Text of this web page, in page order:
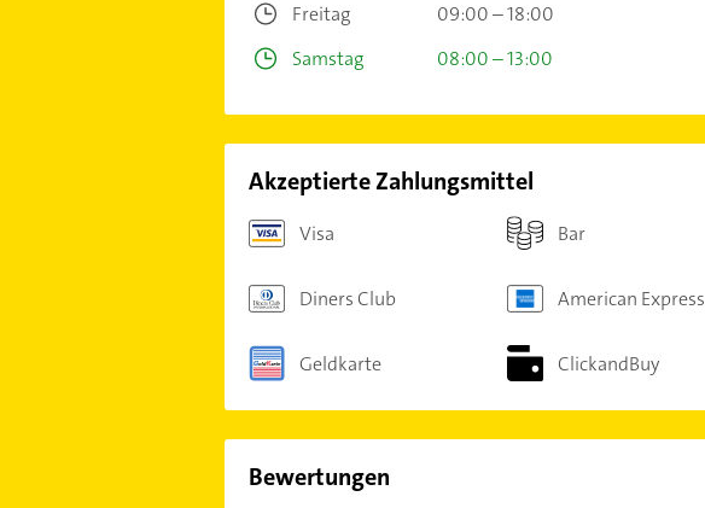
Freitag
09:00 – 18:00
Samstag
08:00 – 13:00
Akzeptierte Zahlungsmittel
Visa Bar
Diners Club American Express
Geldkarte ClickandBuy
Bewertungen